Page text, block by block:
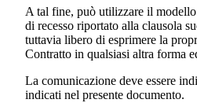
A tal fine, può utilizzare il
di recesso riportato alla clausola
tuttavia libero di esprimere la
Contratto in qualsiasi altra forma
La comunicazione deve essere
indicati nel presente documento.